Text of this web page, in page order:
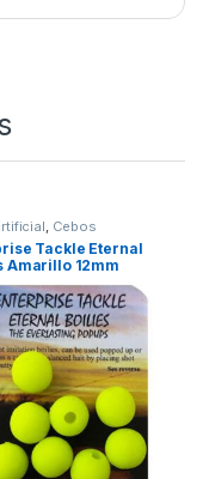
, Cebos
Tackle Eternal
Amarillo 12mm